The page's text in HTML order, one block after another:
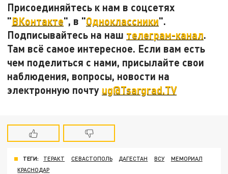
Присоединяйтесь к нам в соцсетях
"ВКонтакте", в "Одноклассники".
Подписывайтесь на наш телеграм-канал.
Там всё самое интересное. Если вам есть
чем поделиться с нами, присылайте свои
наблюдения, вопросы, новости на
электронную почту ug@Tsargrad.TV
ТЕГИ: ТЕРАКТ СЕВАСТОПОЛЬ ДАГЕСТАН ВСУ
МЕМОРИАЛ
КРАСНОДАР